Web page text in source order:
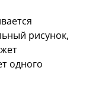
рисунок,
одного